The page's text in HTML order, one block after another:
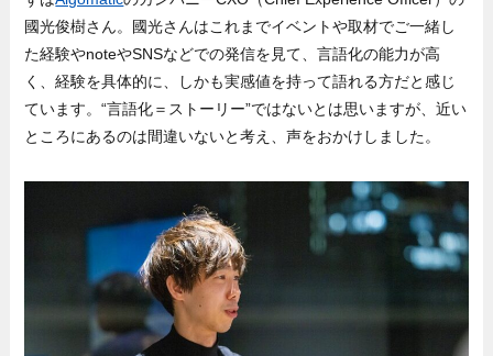
國光俊樹さん。國光さんはこれまでイベントや取材でご一緒し
た経験やnoteやSNSなどでの発信を見て、言語化の能力が高
く、経験を具体的に、しかも実感値を持って語れる方だと感じ
ています。“言語化＝ストーリー”ではないとは思いますが、近い
ところにあるのは間違いないと考え、声をおかけしました。